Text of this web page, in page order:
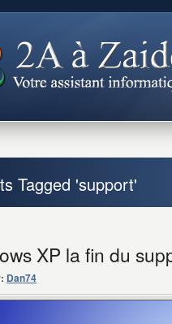
Tagged 'support'
XP la fin du
Dan74